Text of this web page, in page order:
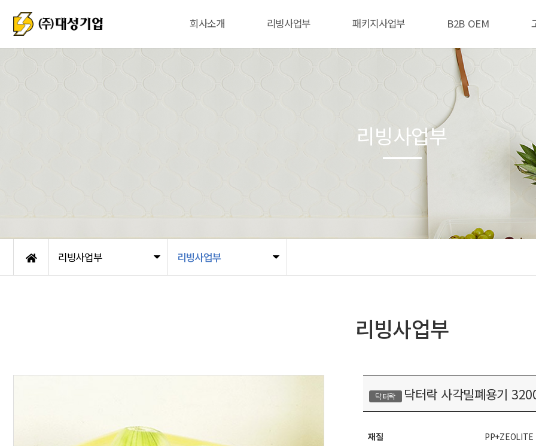
회사소개 리빙사업부 패키지사업부 B2B OEM
리빙사업부 리빙사업부
리빙사업부
리빙사업부
닥터락 닥터락 사각밀폐용기
재질 PP+ZEOLITE